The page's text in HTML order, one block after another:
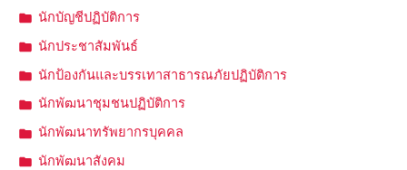
นักบัญชีปฏิบัติการ
นักประชาสัมพันธ์
นักป้องกันและบรรเทาสาธารณภัยปฏิบัติการ
นักพัฒนาชุมชนปฏิบัติการ
นักพัฒนาทรัพยากรบุคคล
นักพัฒนาสังคม